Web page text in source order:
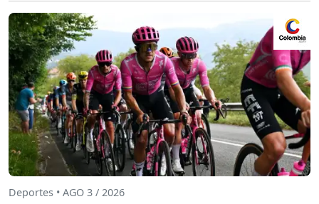
Deportes • AGO 3 / 2026